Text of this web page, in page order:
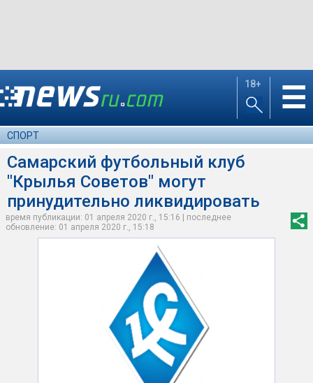
18+ ☰
СПОРТ
Самарский футбольный клуб
"Крылья Советов" могут
принудительно ликвидировать
время публикации: 01 апреля 2020 г., 15:16 | последнее
обновление: 01 апреля 2020 г., 15:18